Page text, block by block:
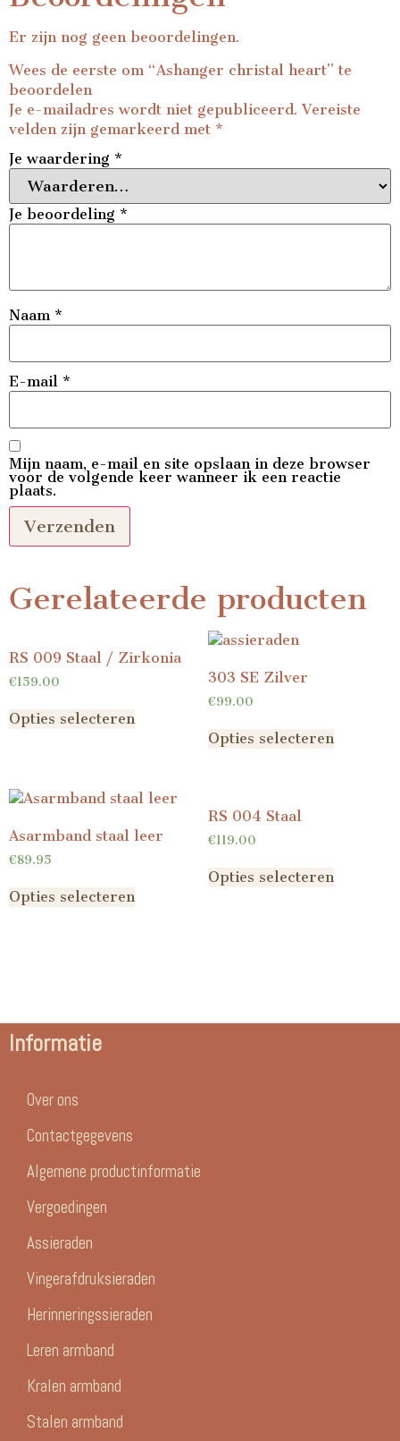
Er zijn nog geen beoordelingen.
Wees de eerste om “Ashanger christal heart” te
beoordelen
Je e-mailadres wordt niet gepubliceerd. Vereiste
velden zijn gemarkeerd met *
Je waardering *
Je beoordeling *
Naam *
E-mail *
Mijn naam, e-mail en site opslaan in deze browser
voor de volgende keer wanneer ik een reactie
plaats.
Gerelateerde producten
RS 009 Staal / Zirkonia
€159.00
Opties selecteren
303 SE Zilver
€99.00
Opties selecteren
Asarmband staal leer
€89.95
Opties selecteren
RS 004 Staal
€119.00
Opties selecteren
Informatie
Over ons
Contactgegevens
Algemene productinformatie
Vergoedingen
Assieraden
Vingerafdruksieraden
Herinneringssieraden
Leren armband
Kralen armband
Stalen armband